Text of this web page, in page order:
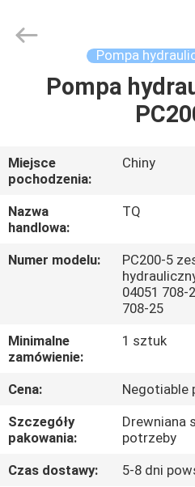
DOM
FILMY
POKAZ
VR
NAS
WYCIECZKA
PO
FABRYCE
Machinery
Pompa
Pompa
Miejsce
pochodzenia:
Chiny
Nazwa
handlowa:
TQ
Numer modelu:
PC200-5
04051 708-
708-25
Minimalne
zamówienie:
1 sztuk
Cena:
Negotiable
Szczegóły
pakowania:
Drewniana
potrzeby
Czas dostawy:
5-8 dni